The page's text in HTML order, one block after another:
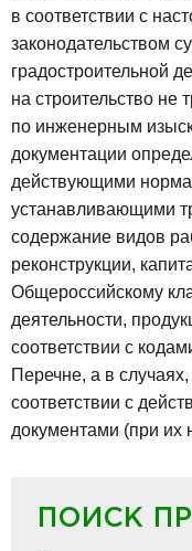
в соответствии с
законодательством
градостроительной
на строительство не
по инженерным
документации
действующими
устанавливающими
содержание видов
реконструкции,
Общероссийскому
деятельности,
соответствии с
Перечне, а в случаях,
соответствии с
документами (при их
ПОИСК